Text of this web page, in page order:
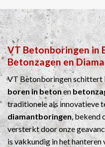
VT Betonboringenin
Betonzagenen
VT Betonboringen schittert
boren in betonen
traditionele als innovatieve
diamantboringen, bekend
versterkt door onze
is vakkundig in het hanteren